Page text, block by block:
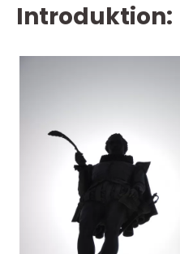
Introduktion: